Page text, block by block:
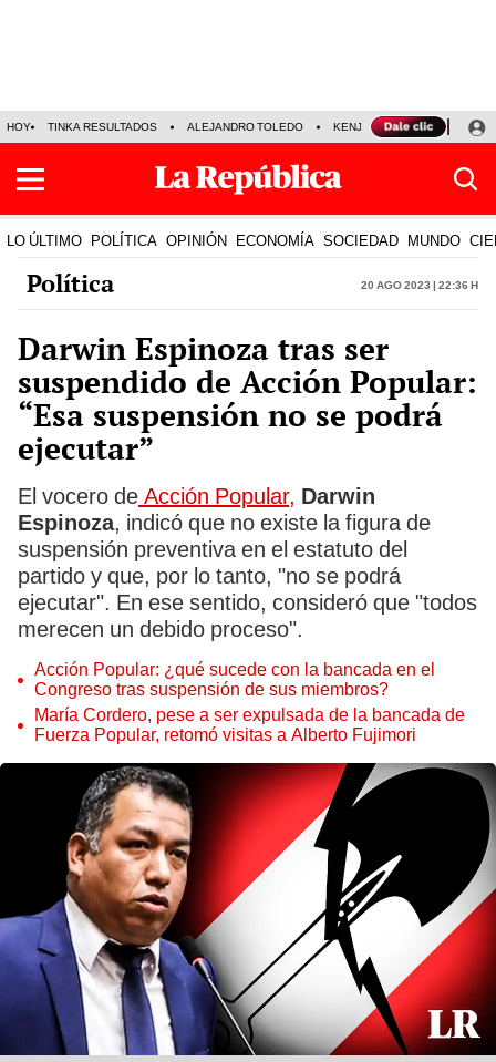
HOY TINKA RESULTADOS ALEJANDRO TOLEDO KENJI FUJIMORI
LO ÚLTIMO POLÍTICA OPINIÓN ECONOMÍA SOCIEDAD MUNDO
Política 20 Ago 2023 | 22:36 h
Darwin Espinoza tras ser
suspendido de Acción Popular:
“Esa suspensión no se podrá
ejecutar”
El vocero de Acción Popular, Darwin
Espinoza, indicó que no existe la figura de
suspensión preventiva en el estatuto del
partido y que, por lo tanto, "no se podrá
ejecutar". En ese sentido, consideró que "todos
merecen un debido proceso".
Acción Popular: ¿qué sucede con la bancada en el
Congreso tras suspensión de sus miembros?
María Cordero, pese a ser expulsada de la bancada de
Fuerza Popular, retomó visitas a Alberto Fujimori